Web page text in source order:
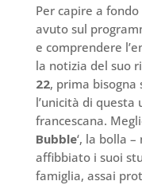
Per capire a
avuto sul
e comprendere
la notizia del suo
22, prima bisogna
l’unicità di
francescana.
Bubble‘, la bolla
affibbiato i suoi
famiglia, assai